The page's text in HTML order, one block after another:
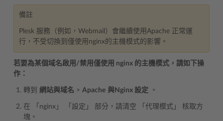
備註
Plesk 服務（例如，Webmail）會繼續使用Apache 正常運
行，不受切換到僅使用nginx的主機模式的影響。
若要為某個域名啟用/禁用僅使用 nginx 的主機模式，請如下操
作：
轉到 網站與域名 > Apache 與Nginx 設定 。
在 「nginx」 「設定」 部分，請清空 「代理模式」 核取方
塊。